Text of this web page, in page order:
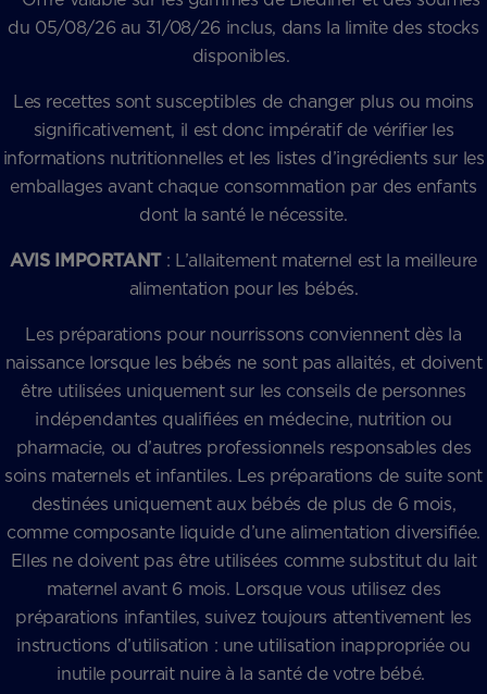
du 05/08/26 au 31/08/26 inclus, dans la limite des stocks
disponibles.
Les recettes sont susceptibles de changer plus ou moins
significativement, il est donc impératif de vérifier les
informations nutritionnelles et les listes d’ingrédients sur les
emballages avant chaque consommation par des enfants
dont la santé le nécessite.
AVIS IMPORTANT : L’allaitement maternel est la meilleure
alimentation pour les bébés.
Les préparations pour nourrissons conviennent dès la
naissance lorsque les bébés ne sont pas allaités, et doivent
être utilisées uniquement sur les conseils de personnes
indépendantes qualifiées en médecine, nutrition ou
pharmacie, ou d’autres professionnels responsables des
soins maternels et infantiles. Les préparations de suite sont
destinées uniquement aux bébés de plus de 6 mois,
comme composante liquide d’une alimentation diversifiée.
Elles ne doivent pas être utilisées comme substitut du lait
maternel avant 6 mois. Lorsque vous utilisez des
préparations infantiles, suivez toujours attentivement les
instructions d’utilisation : une utilisation inappropriée ou
inutile pourrait nuire à la santé de votre bébé.